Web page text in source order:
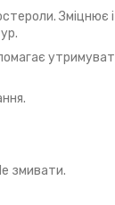
змивати.